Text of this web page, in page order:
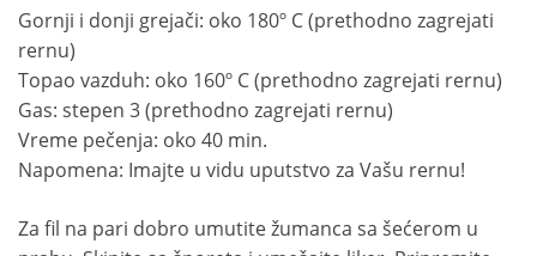
Gornji i donji grejači: oko 180º C (prethodno zagrejati
rernu)
Topao vazduh: oko 160º C (prethodno zagrejati rernu)
Gas: stepen 3 (prethodno zagrejati rernu)
Vreme pečenja: oko 40 min.
Napomena: Imajte u vidu uputstvo za Vašu rernu!
Za fil na pari dobro umutite žumanca sa šećerom u